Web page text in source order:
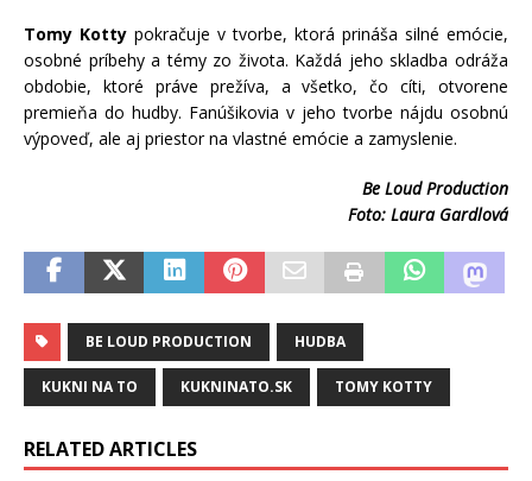
Tomy Kotty pokračuje v tvorbe, ktorá prináša silné emócie,
osobné príbehy a témy zo života. Každá jeho skladba odráža
obdobie, ktoré práve prežíva, a všetko, čo cíti, otvorene
premieňa do hudby. Fanúšikovia v jeho tvorbe nájdu osobnú
výpoveď, ale aj priestor na vlastné emócie a zamyslenie.
Be Loud Production
Foto: Laura Gardlová
BE LOUD PRODUCTION HUDBA
KUKNI NA TO KUKNINATO.SK TOMY KOTTY
RELATED ARTICLES